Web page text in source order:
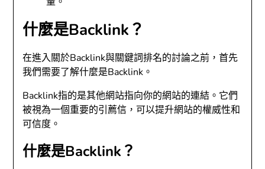
什麼是Backlink？
在進入關於Backlink與關鍵詞排名的討論之前，首先
我們需要了解什麼是Backlink。
Backlink指的是其他網站指向你的網站的連結。它們
被視為一個重要的引薦信，可以提升網站的權威性和
可信度。
什麼是Backlink？